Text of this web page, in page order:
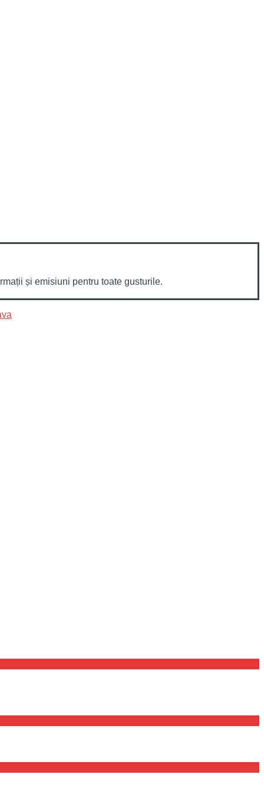
și emisiuni pentru toate gusturile.